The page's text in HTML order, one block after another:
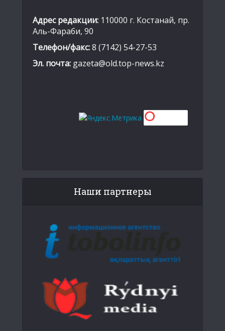
Адрес редакции: 110000 г. Костанай, пр.
Аль-Фараби, 90
Телефон/факс:8 (7142) 54-27-53
Эл. почта: gazeta@old.top-news.kz
Наши партнеры